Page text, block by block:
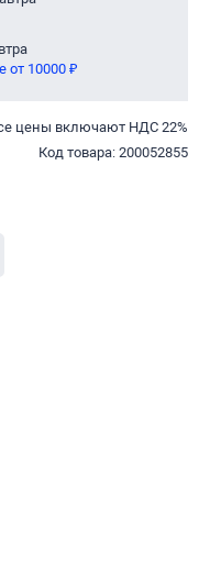
от 10000 ₽
цены включают НДС 22%
Код товара: 200052855